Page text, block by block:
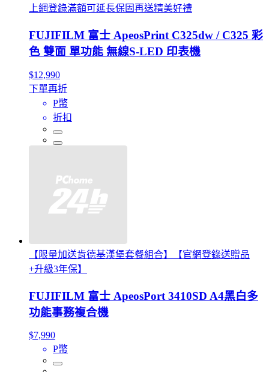
上網登錄滿額可延長保固再送精美好禮
FUJIFILM 富士 ApeosPrint C325dw / C325 彩
色 雙面 單功能 無線S-LED 印表機
$12,990
下單再折
P幣
折扣
【限量加送肯德基漢堡套餐組合】【官網登錄送贈品
+升級3年保】
FUJIFILM 富士 ApeosPort 3410SD A4黑白多
功能事務複合機
$7,990
P幣